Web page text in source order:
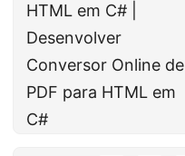
HTML em C# |
Desenvolver
Conversor Online de
PDF para HTML em
C#